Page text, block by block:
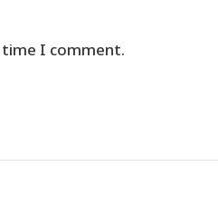
I comment.